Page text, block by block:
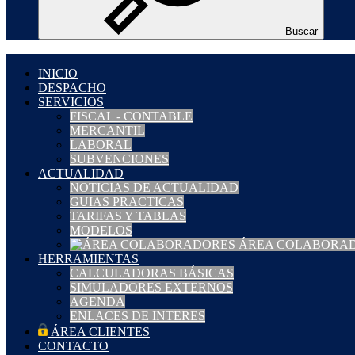
Buscar
INICIO
DESPACHO
SERVICIOS
FISCAL - CONTABLE
MERCANTIL
LABORAL
SUBVENCIONES
ACTUALIDAD
NOTICIAS DE ACTUALIDAD
GUIAS PRACTICAS
TARIFAS Y TABLAS
MODELOS
ÁREA
HERRAMIENTAS
CALCULADORAS BÁSICAS
SIMULADORES EXTERNOS
AGENDA
ENLACES DE INTERES
ÁREA CLIENTES
CONTACTO